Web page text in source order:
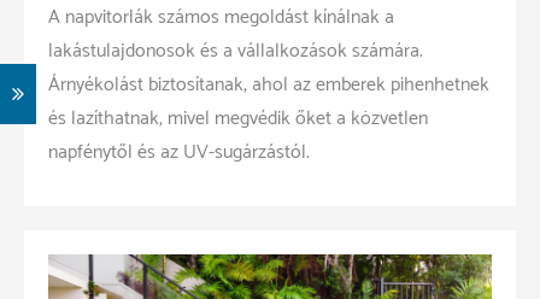
A napvitorlák számos megoldást kínálnak a
lakástulajdonosok és a vállalkozások számára.
Árnyékolást biztosítanak, ahol az emberek pihenhetnek
és lazíthatnak, mivel megvédik őket a közvetlen
napfénytől és az UV-sugárzástól.